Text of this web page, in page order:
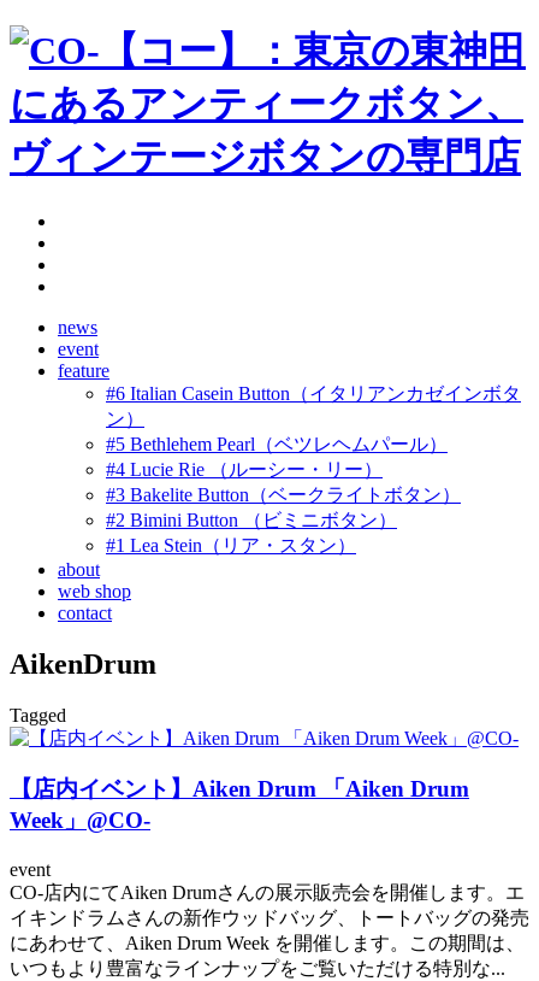
news
event
feature
#6 Italian Casein Button（イタリアンカゼインボタ
ン）
#5 Bethlehem Pearl（ベツレヘムパール）
#4 Lucie Rie （ルーシー・リー）
#3 Bakelite Button（ベークライトボタン）
#2 Bimini Button （ビミニボタン）
#1 Lea Stein（リア・スタン）
about
web shop
contact
AikenDrum
Tagged
【店内イベント】Aiken Drum 「Aiken Drum
Week」@CO-
event
CO-店内にてAiken Drumさんの展示販売会を開催します。エ
イキンドラムさんの新作ウッドバッグ、トートバッグの発売
にあわせて、Aiken Drum Week を開催します。この期間は、
いつもより豊富なラインナップをご覧いただける特別な...